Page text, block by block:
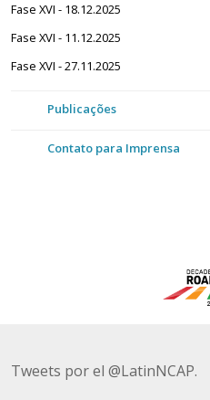
Fase XVI - 18.12.2025
Fase XVI - 11.12.2025
Fase XVI - 27.11.2025
Publicações
Contato para Imprensa
Tweets por el @LatinNCAP.